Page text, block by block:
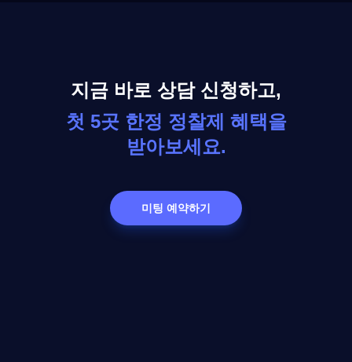
지금 바로 상담 신청하고,
첫 5곳 한정 정찰제 혜택을
받아보세요.
미팅 예약하기